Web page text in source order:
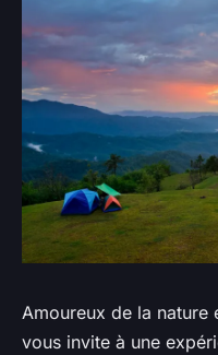
Amoureux de la nature
vous invite à une